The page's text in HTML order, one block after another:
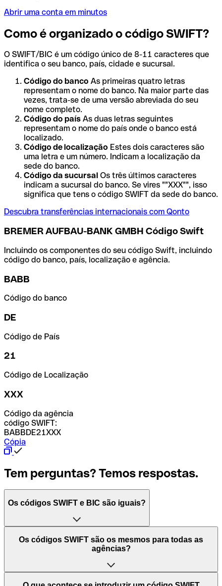
Abrir uma conta em minutos
Como é organizado o código SWIFT?
O SWIFT/BIC é um código único de 8-11 caracteres que
identifica o seu banco, país, cidade e sucursal.
Código do banco As primeiras quatro letras
representam o nome do banco. Na maior parte das
vezes, trata-se de uma versão abreviada do seu
nome completo.
Código do país As duas letras seguintes
representam o nome do país onde o banco está
localizado.
Código de localização Estes dois caracteres são
uma letra e um número. Indicam a localização da
sede do banco.
Código da sucursal Os três últimos caracteres
indicam a sucursal do banco. Se vires ""XXX"", isso
significa que tens o código SWIFT da sede do banco.
Descubra transferências internacionais com Qonto
BREMER AUFBAU-BANK GMBH Código Swift
Incluindo os componentes do seu código Swift, incluindo
código do banco, país, localização e agência.
BABB
Código do banco
DE
Código de País
21
Código de Localização
XXX
Código da agência
código SWIFT:
BABBDE21XXX
Cópia
Tem perguntas? Temos respostas.
Os códigos SWIFT e BIC são iguais?
O acrónimo SWIFT significa "Society for Worldwide
Interbank Financial Telecommunication (Sociedade para
Mundiais)". Trata-se de uma rede mundial onde se
processam pagamentos entre países. Por outro lado, BIC
Os códigos SWIFT são os mesmos para todas as
agências?